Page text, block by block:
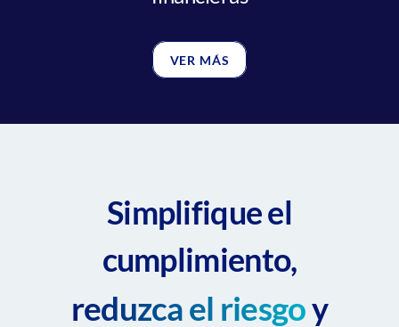
VER MÁS
Simplifique el
cumplimiento,
reduzca el riesgoy